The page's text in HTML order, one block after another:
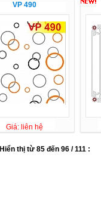
VP 490
Giá: liên hệ
Hiển thị từ 85 đến 96 / 111 :